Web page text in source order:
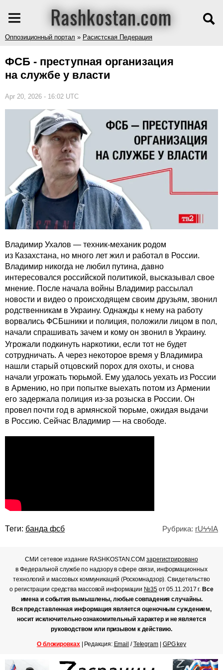
Rashkostan.com
Оппозиционный портал » Расистская Педерация
ФСБ - преступная организация
на службе у власти
Apr 20, 2026 - 16:02 UTC
Владимир Ухалов — техник-механик родом
из Казахстана, но много лет жил и работал в России.
Владимир никогда не любил путина, давно
интересовался российской политикой, высказывал свое
мнение. После начала войны Владимир рассылал
новости и видео о происходящем своим друзьям, звонил
родственникам в Украину. Однажды к нему на работу
ворвались ФСБшники и полиция, положили лицом в пол,
начали спрашивать зачем и кому он звонил в Украину.
Угрожали подкинуть наркотики, если тот не будет
сотрудничать. А через некоторое время у Владимира
нашли старый отцовский порох для охоты, и снова
начали угрожать тюрьмой. Ему удалось уехать из России
в Армению, но при попытке выехать потом из Армении
его задержала полиция из-за розыска в России. Он
провел почти год в армянской тюрьме, ожидая выдачи
в Россию. Сейчас Владимир — на свободе.
Теги: банда фсб Рубрика: rUϟϟIA
СМИ сетевое издание RASHKOSTAN.COMзарегистрировано
в Федеральной службе по надзору в сфере связи, информационных
технологий и массовых коммуникаций (Роскомнадзор). Свидетельство
о регистрации средства массовой информации №35от 05.11.2017 г.Все
имена и события вымышлены, любые совпадения случайны.
Вся представленная информация является оценочным суждением,
носит исключительно ознакомительный характер и не является
руководством или призывом к действию.
О блокировках| Редакция: Email /Telegram| GPG key